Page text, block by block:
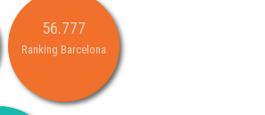
56.777
Ranking Barcelona